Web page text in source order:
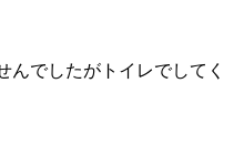
んでしたがトイレでしてく